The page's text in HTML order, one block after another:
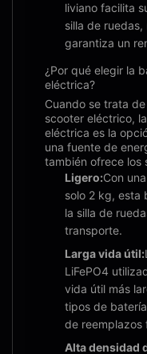
liviano facilita
silla de
garantiza un
¿Por qué elegir la
eléctrica?
Cuando se trata
scooter eléctrico,
eléctrica es la
una fuente de
también ofrece los
Ligero:Con
solo 2 kg, esta
la silla de
transporte.
Larga vida útil:
LiFePO4
vida útil más
tipos de
de reemplazos
Alta densidad